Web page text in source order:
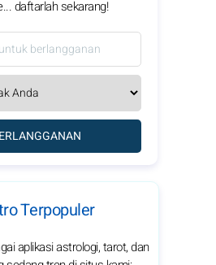
daftarlah sekarang!
Terpopuler
aplikasi astrologi, tarot, dan